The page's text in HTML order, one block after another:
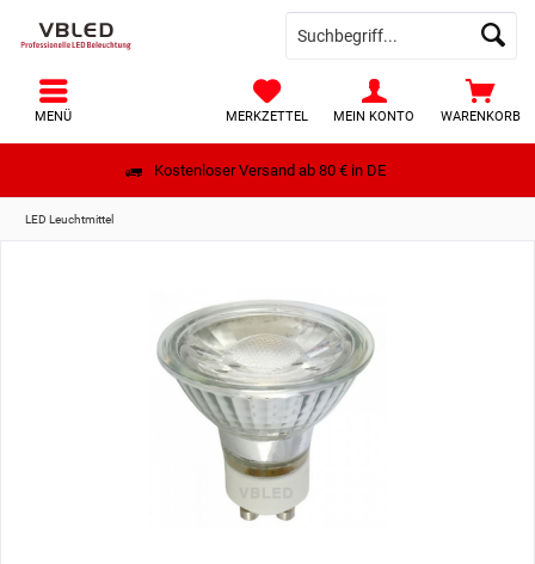
Kostenloser Versand ab 80 € in DE
WARENKORB
MERKZETTEL MEIN KONTO
MENÜ
LED Leuchtmittel